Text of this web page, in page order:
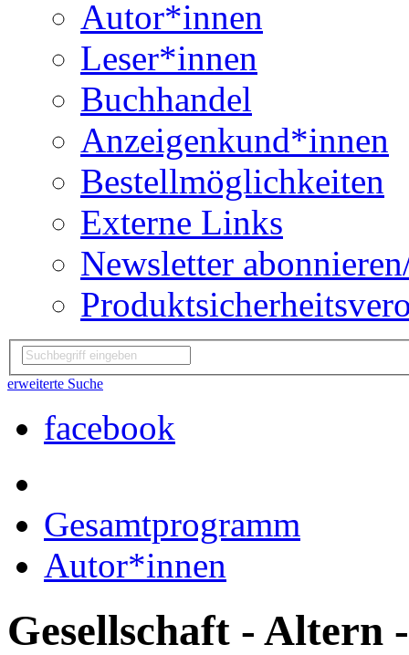
Autor*innen
Leser*innen
Buchhandel
Anzeigenkund*innen
Bestellmöglichkeiten
Externe Links
Newsletter
erweiterte Suche
facebook
Gesamtprogramm
Autor*innen
Gesellschaft - Altern